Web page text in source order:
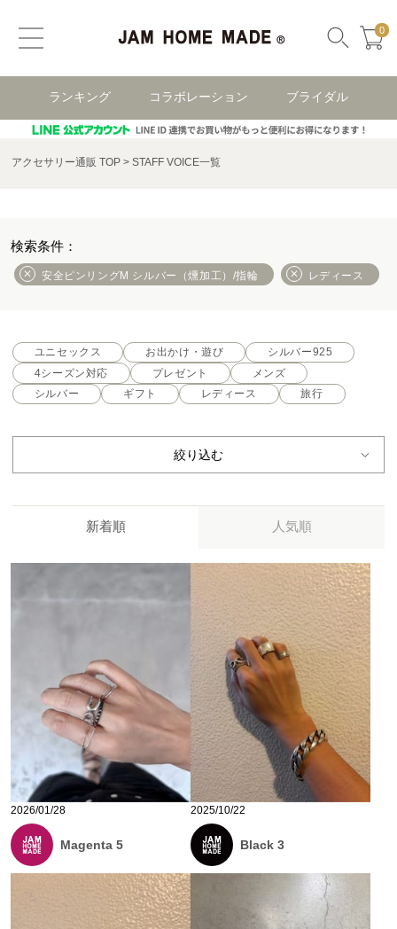
0
ランキング コラボレーション ブライダル
アクセサリー通販 TOP STAFF VOICE一覧
安全ピンリングM シルバー（燻加工）/指輪 レディース
ユニセックス お出かけ・遊び
シルバー925
4シーズン対応
プレゼント
メンズ
シルバー
ギフト レディース 旅行
絞り込む
新着順 人気順
2026/01/28
Magenta 5
2025/10/22
Black 3